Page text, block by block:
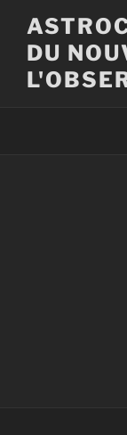
contenu
principal
DU